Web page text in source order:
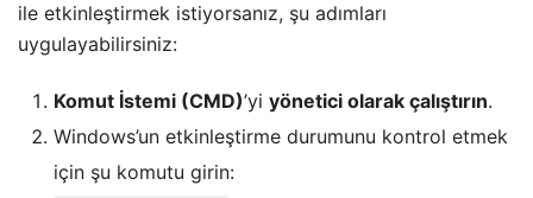
ile etkinleştirmek istiyorsanız, şu adımları
uygulayabilirsiniz:
Komut İstemi (CMD)’yi yönetici olarak çalıştırın.
Windows’un etkinleştirme durumunu kontrol etmek
için şu komutu girin: